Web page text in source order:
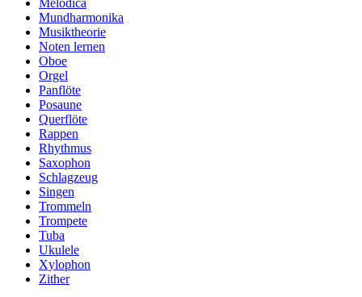
Melodica
Mundharmonika
Musiktheorie
Noten lernen
Oboe
Orgel
Panflöte
Posaune
Querflöte
Rappen
Rhythmus
Saxophon
Schlagzeug
Singen
Trommeln
Trompete
Tuba
Ukulele
Xylophon
Zither